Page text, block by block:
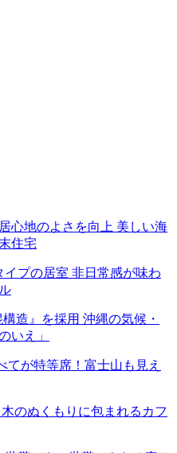
心地のよさを向上 美しい海
住宅
プの居室 非日常感が味わ
造』を採用 沖縄の気候・
いえ」
てが特等席！富士山も見え
のぬくもりに包まれるカフ